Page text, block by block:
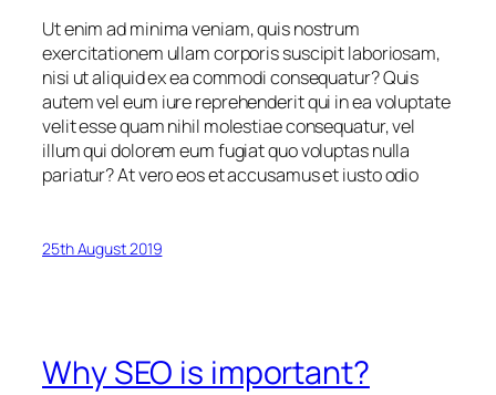
Ut enim ad minima veniam, quis nostrum
exercitationem ullam corporis suscipit laboriosam,
nisi ut aliquid ex ea commodi consequatur? Quis
autem vel eum iure reprehenderit qui in ea voluptate
velit esse quam nihil molestiae consequatur, vel
illum qui dolorem eum fugiat quo voluptas nulla
pariatur? At vero eos et accusamus et iusto odio
25th August 2019
Why SEO is important?